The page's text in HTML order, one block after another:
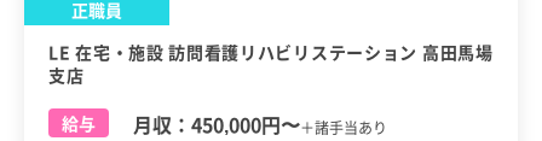
正職員
LE 在宅・施設 訪問看護リハビリステーション 高田馬場
支店
給与
月収： 450,000円〜＋諸手当あり